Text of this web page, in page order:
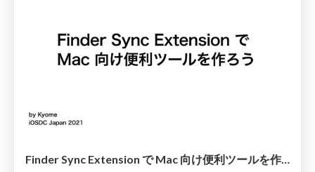
Finder Sync Extension で Mac 向け便利ツールを作ろう / iOSDC Japan 2021